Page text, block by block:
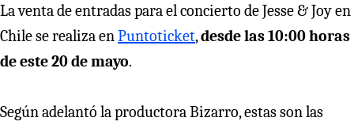
La venta de entradas para el concierto de Jesse & Joy en
Chile se realiza enPuntoticket,desde las 10:00 horas
de este 20 de mayo.
Según adelantó la productora Bizarro, estas son las